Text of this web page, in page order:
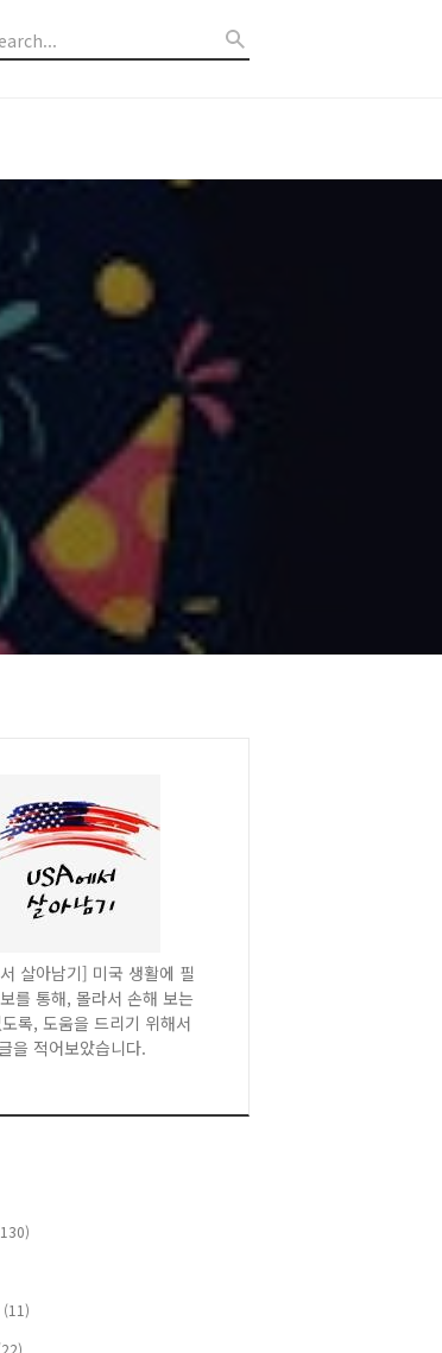
살아남기] 미국 생활에 필
를 통해, 몰라서 손해 보는
록, 도움을 드리기 위해서
을 적어보았습니다.
(11)